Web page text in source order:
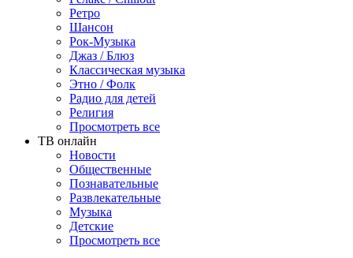
Ретро
Шансон
Рок-Музыка
Джаз / Блюз
Классическая музыка
Этно / Фолк
Радио для детей
Религия
Просмотреть все
ТВ онлайн
Новости
Общественные
Познавательные
Развлекательные
Музыка
Детские
Просмотреть все